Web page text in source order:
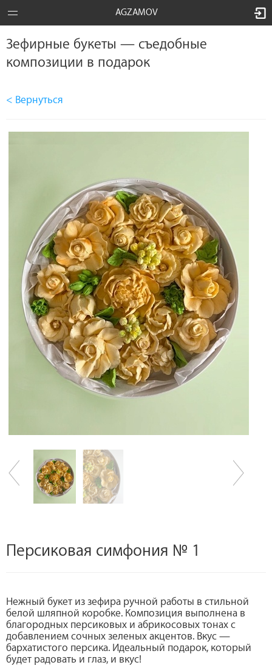
AGZAMOV
Зефирные букеты — съедобные
композиции в подарок
< Вернуться
Персиковая симфония № 1
Нежный букет из зефира ручной работы в стильной
белой шляпной коробке. Композиция выполнена в
благородных персиковых и абрикосовых тонах с
добавлением сочных зеленых акцентов. Вкус —
бархатистого персика. Идеальный подарок, который
будет радовать и глаз, и вкус!